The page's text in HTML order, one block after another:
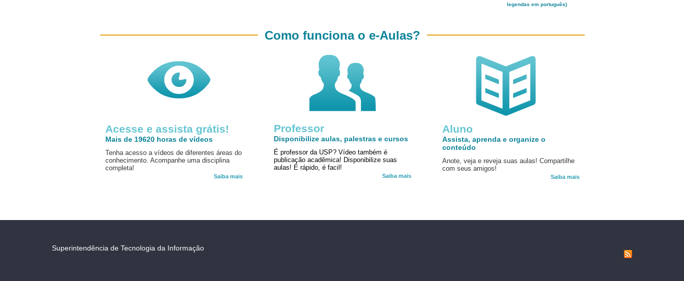
legendas em português)
Acesse e assista grátis!
Mais de 19620 horas de vídeos
Tenha acesso a vídeos de diferentes áreas do
conhecimento. Acompanhe uma disciplina
completa!
Saiba mais
Aluno
Assista, aprenda e organize o
conteúdo
Anote, veja e reveja suas aulas! Compartilhe
com seus amigos!
Saiba mais
Como funciona o e-Aulas?
Professor
Disponibilize aulas, palestras e cursos
É professor da USP? Vídeo também é
publicação acadêmica! Disponibilize suas
aulas! É rápido, é facil!
Saiba mais
Superintendência de Tecnologia da Informação